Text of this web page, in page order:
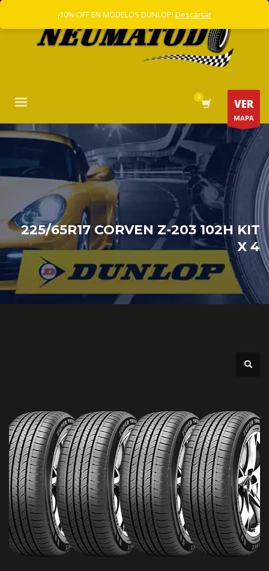
VER
MAPA
225/65R17 CORVEN Z-203 102H KIT
X 4
¡10% OFF EN MODELOS DUNLOP! Descartar